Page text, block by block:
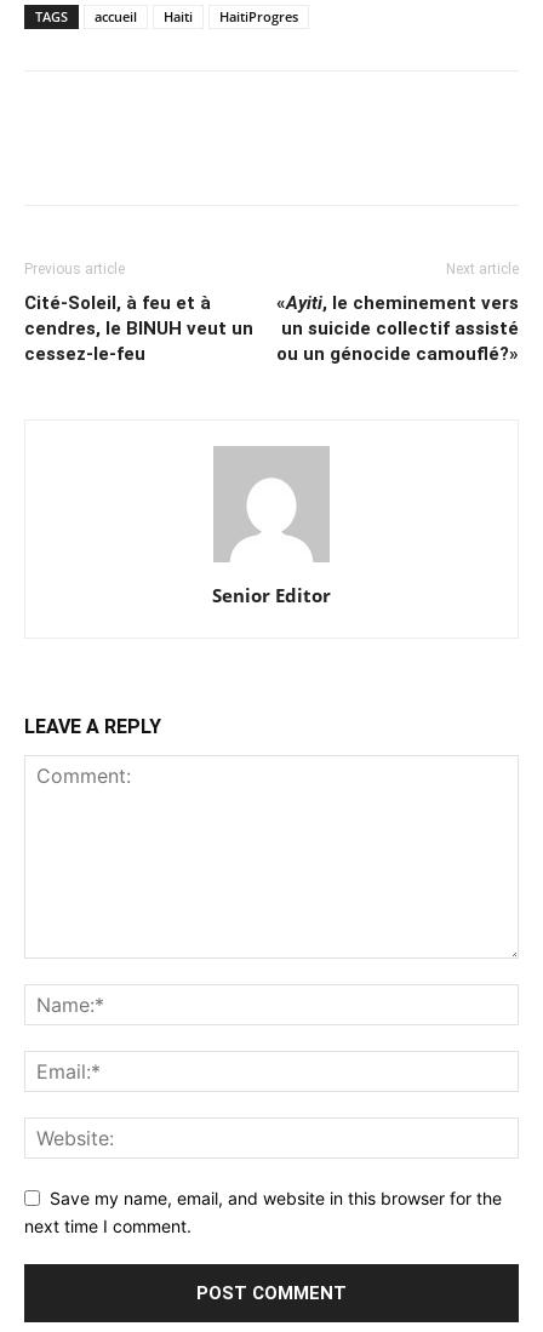
TAGS accueil Haiti HaitiProgres
Previous article
Cité-Soleil, à feu et à
cendres, le BINUH veut un
cessez-le-feu
Next article
«Ayiti, le cheminement vers
un suicide collectif assisté
ou un génocide camouflé?»
Senior Editor
LEAVE A REPLY
Save my name, email, and website in this browser for the
next time I comment.